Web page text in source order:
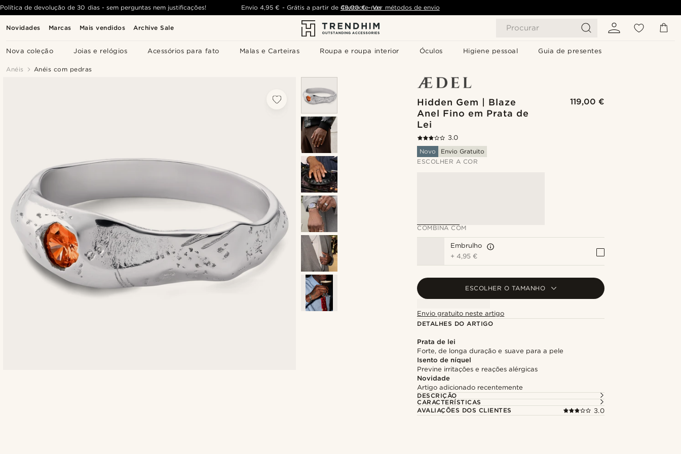
Novidades Marcas Mais vendidos Archive Sale Procurar
Nova coleção Joias e relógios Acessórios para fato Malas e Carteiras Roupa e roupa interior Óculos Higiene pessoal Guia de presentes
Política de devolução de 30 dias - sem perguntas nem justificações! Envio 4,95 € - Grátis a partir de 49,00 € - Ver métodos de envio
Contacte-nos
Anéis Anéis com pedras
Hidden Gem | Blaze
Anel Fino em Prata de
Lei
119,00 €
3.0
Novo
Envio Gratuito
ESCOLHER A COR
COMBINA COM
Embrulho
+4,95 €
ESCOLHER O TAMANHO
Envio gratuito neste artigo
DETALHES DO ARTIGO
Prata de lei
Forte, de longa duração e suave para a pele
Isento de níquel
Previne irritações e reações alérgicas
Novidade
Artigo adicionado recentemente
DESCRIÇÃO
CARACTERÍSTICAS
AVALIAÇÕES DOS CLIENTES
3.0